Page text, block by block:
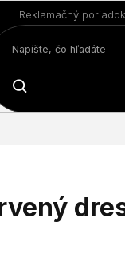
Reklamačný poriadok
HĽADAŤ